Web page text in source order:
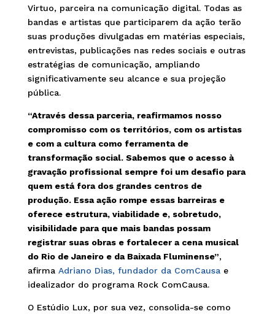
Virtuo, parceira na comunicação digital. Todas as
bandas e artistas que participarem da ação terão
suas produções divulgadas em matérias especiais,
entrevistas, publicações nas redes sociais e outras
estratégias de comunicação, ampliando
significativamente seu alcance e sua projeção
pública.
“Através dessa parceria, reafirmamos nosso
compromisso com os territórios, com os artistas
e com a cultura como ferramenta de
transformação social. Sabemos que o acesso à
gravação profissional sempre foi um desafio para
quem está fora dos grandes centros de
produção. Essa ação rompe essas barreiras e
oferece estrutura, viabilidade e, sobretudo,
visibilidade para que mais bandas possam
registrar suas obras e fortalecer a cena musical
do Rio de Janeiro e da Baixada Fluminense”,
afirma Adriano Dias, fundador da ComCausae
idealizador do programa Rock ComCausa.
O Estúdio Lux, por sua vez, consolida-se como